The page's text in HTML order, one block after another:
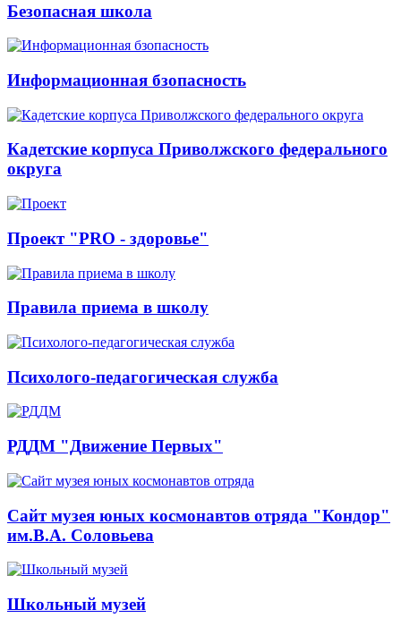
Безопасная школа
Информационная бзопасность
Кадетские корпуса Приволжского федерального
округа
Проект "PRO - здоровье"
Правила приема в школу
Психолого-педагогическая служба
РДДМ "Движение Первых"
Сайт музея юных космонавтов отряда "Кондор"
им.В.А. Соловьева
Школьный музей